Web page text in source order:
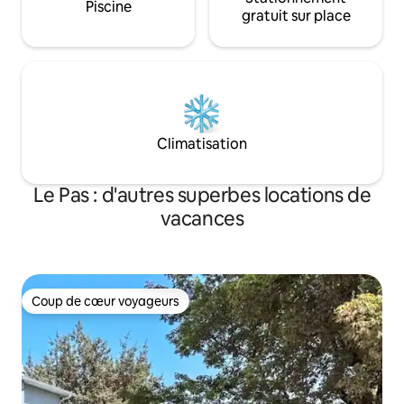
Piscine
gratuit sur place
Climatisation
Le Pas : d'autres superbes locations de
vacances
Coup de cœur voyageurs
Coup de cœur voyageurs